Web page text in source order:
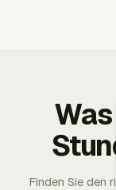
Finden Sie den